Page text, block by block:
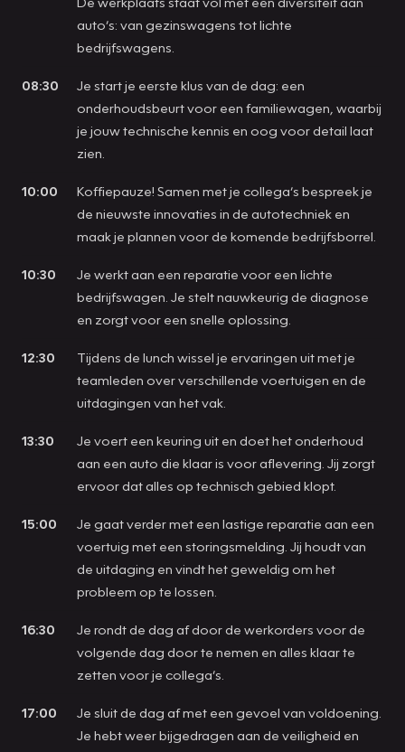
auto’s: van gezinswagens tot lichte
bedrijfswagens.
08:30
Je start je eerste klus van de dag: een
onderhoudsbeurt voor een familiewagen, waarbij
je jouw technische kennis en oog voor detail laat
zien.
10:00
Koffiepauze! Samen met je collega’s bespreek je
de nieuwste innovaties in de autotechniek en
maak je plannen voor de komende bedrijfsborrel.
10:30
Je werkt aan een reparatie voor een lichte
bedrijfswagen. Je stelt nauwkeurig de diagnose
en zorgt voor een snelle oplossing.
12:30
Tijdens de lunch wissel je ervaringen uit met je
teamleden over verschillende voertuigen en de
uitdagingen van het vak.
13:30
Je voert een keuring uit en doet het onderhoud
aan een auto die klaar is voor aflevering. Jij zorgt
ervoor dat alles op technisch gebied klopt.
15:00
Je gaat verder met een lastige reparatie aan een
voertuig met een storingsmelding. Jij houdt van
de uitdaging en vindt het geweldig om het
probleem op te lossen.
16:30
Je rondt de dag af door de werkorders voor de
volgende dag door te nemen en alles klaar te
zetten voor je collega’s.
17:00
Je sluit de dag af met een gevoel van voldoening.
Je hebt weer bijgedragen aan de veiligheid en